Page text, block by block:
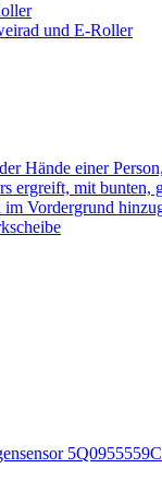
und E-Roller
5Q0955559C